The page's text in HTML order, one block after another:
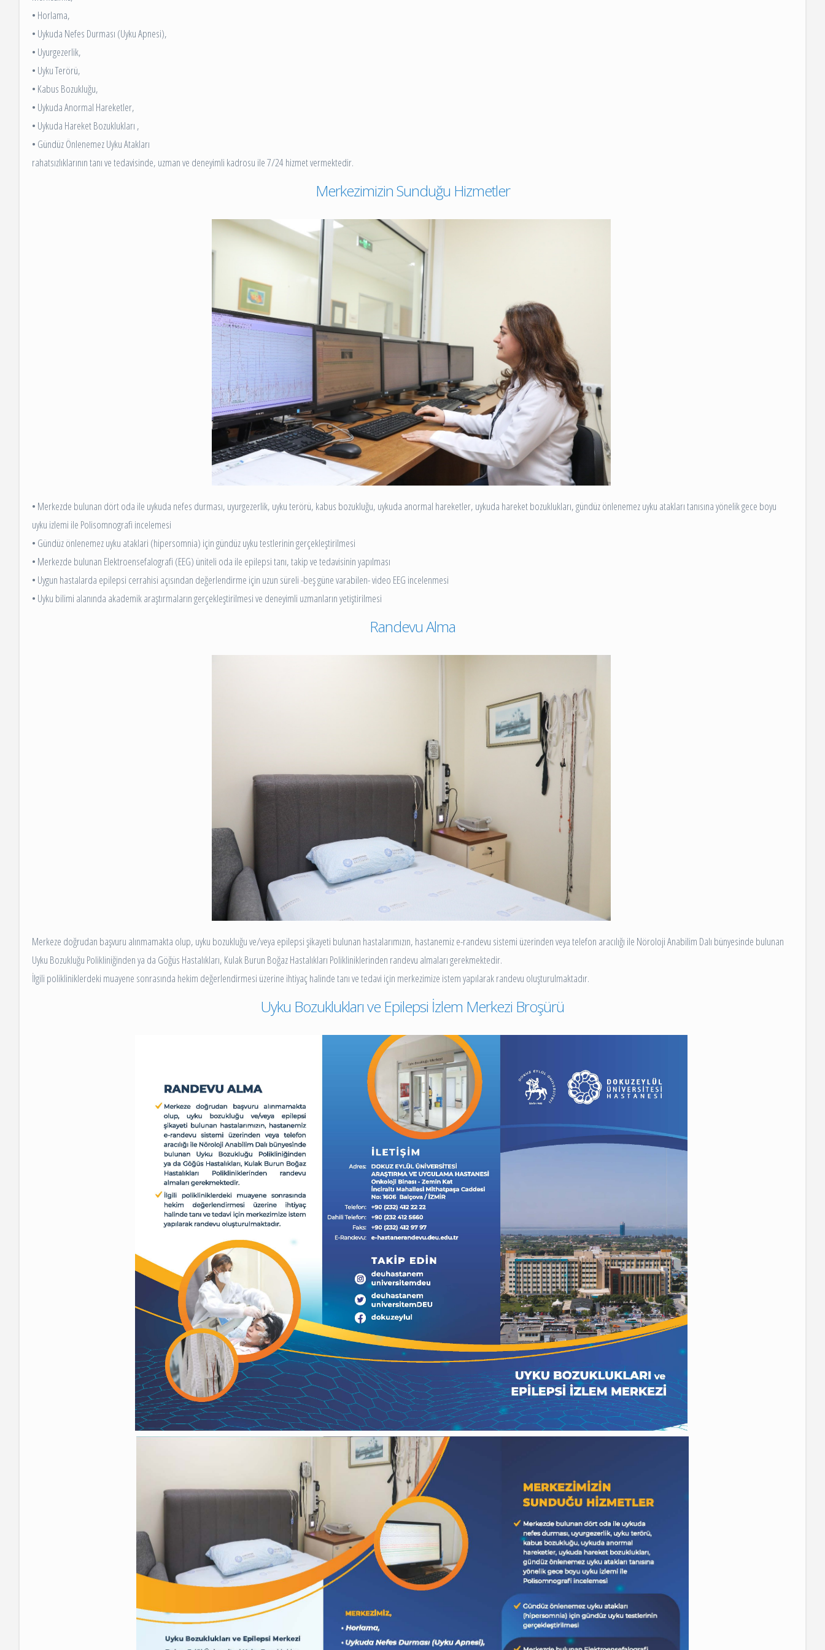
• Horlama,
• Uykuda Nefes Durması (Uyku Apnesi),
• Uyurgezerlik,
• Uyku Terörü,
• Kabus Bozukluğu,
• Uykuda Anormal Hareketler,
• Uykuda Hareket Bozuklukları ,
• Gündüz Önlenemez Uyku Atakları
rahatsızlıklarının tanı ve tedavisinde, uzman ve deneyimli kadrosu ile 7/24 hizmet vermektedir.
Merkezimizin Sunduğu Hizmetler
• Merkezde bulunan dört oda ile uykuda nefes durması, uyurgezerlik, uyku terörü, kabus bozukluğu, uykuda anormal hareketler, uykuda hareket bozuklukları, gündüz önlenemez uyku atakları tanısına yönelik gece boyu
uyku izlemi ile Polisomnografi incelemesi
• Gündüz önlenemez uyku ataklari (hipersomnia) için gündüz uyku testlerinin gerçekleştirilmesi
• Merkezde bulunan Elektroensefalografi (EEG) üniteli oda ile epilepsi tanı, takip ve tedavisinin yapılması
• Uygun hastalarda epilepsi cerrahisi açısından değerlendirme için uzun süreli -beş güne varabilen- video EEG incelenmesi
• Uyku bilimi alanında akademik araştırmaların gerçekleştirilmesi ve deneyimli uzmanların yetiştirilmesi
Randevu Alma
Merkeze doğrudan başvuru alınmamakta olup, uyku bozukluğu ve/veya epilepsi şikayeti bulunan hastalarımızın, hastanemiz e-randevu sistemi üzerinden veya telefon aracılığı ile Nöroloji Anabilim Dalı bünyesinde bulunan
Uyku Bozukluğu Polikliniğinden ya da Göğüs Hastalıkları, Kulak Burun Boğaz Hastalıkları Polikliniklerinden randevu almaları gerekmektedir.
İlgili polikliniklerdeki muayene sonrasında hekim değerlendirmesi üzerine ihtiyaç halinde tanı ve tedavi için merkezimize istem yapılarak randevu oluşturulmaktadır.
Uyku Bozuklukları ve Epilepsi İzlem Merkezi Broşürü